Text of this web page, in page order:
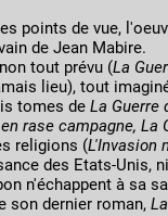
points de vue,
de Jean Mabire.
tout prévu (La
lieu), tout
tomes de La Guerre
rase campagne, La
religions (L'Invasion
des Etats-Unis,
n'échappent à sa
son dernier roman,